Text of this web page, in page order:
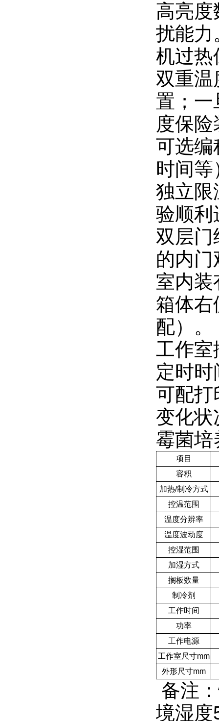
高亮度
扰能力
机过热
双重温
置；一
度保
可选编
时间等
独立限
验顺利
双层门
的内
室内装
箱体右
配）。
工作室
定时
可配打
变化状
霉菌培
项目
容积
加热/制冷方式
控温范围
温度分辨率
温度波动度
控湿范围
加湿方式
搁板数量
制冷剂
工作时间
功率
工作电源
工作室尺寸mm
外形尺寸mm
备注
境湿度